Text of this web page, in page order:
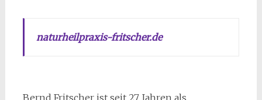
naturheilpraxis-fritscher.de